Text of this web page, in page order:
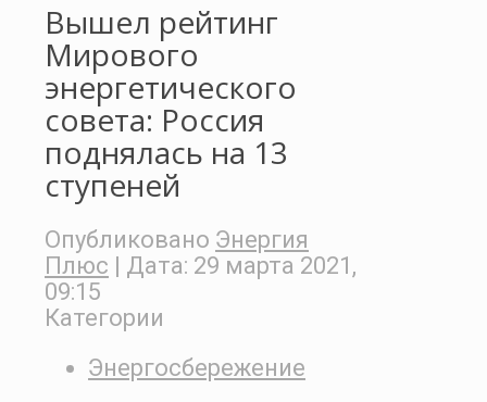
Вышел рейтинг
Мирового
энергетического
совета: Россия
поднялась на 13
ступеней
Опубликовано Энергия
Плюс | Дата: 29 марта 2021,
09:15
Категории
Энергосбережение